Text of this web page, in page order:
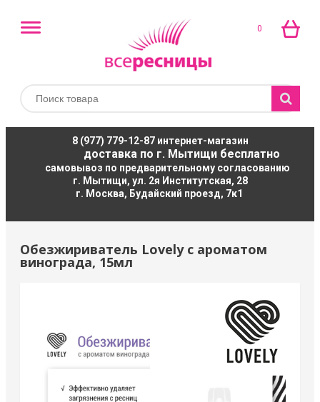
0
8 (977) 779-12-87интернет-магазин
доставка по г. Мытищи бесплатно
самовывоз по предварительному согласованию
г. Мытищи, ул. 2я Институтская, 28
г. Москва, Будайский проезд, 7к1
Обезжириватель Lovely с ароматом
винограда, 15мл